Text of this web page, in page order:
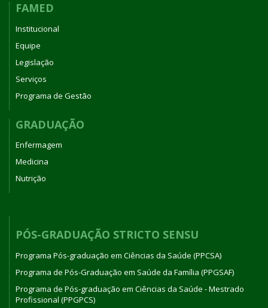
FAMED
Institucional
Equipe
Legislação
Serviços
Programa de Gestão
GRADUAÇÃO
Enfermagem
Medicina
Nutrição
PÓS-GRADUAÇÃO STRICTO SENSU
Programa Pós-graduação em Ciências da Saúde (PPCSA)
Programa de Pós-Graduação em Saúde da Família (PPGSAF)
Programa de Pós-graduação em Ciências da Saúde - Mestrado
Profissional (PPGPCS)